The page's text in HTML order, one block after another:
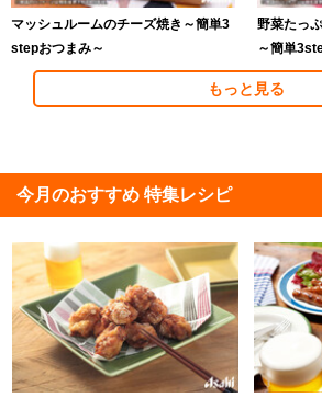
マッシュルームのチーズ焼き～簡単3
stepおつまみ～
野菜たっ
～簡単
もっと見る
今月のおすすめ 特集レシピ